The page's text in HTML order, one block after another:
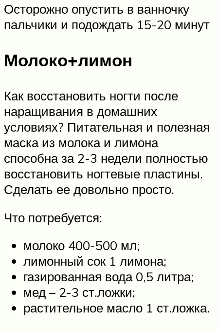
Осторожно опустить в ванночку
пальчики и подождать 15-20 минут
Молоко+лимон
Как восстановить ногти после
наращивания в домашних
условиях? Питательная и полезная
маска из молока и лимона
способна за 2-3 недели полностью
восстановить ногтевые пластины.
Сделать ее довольно просто.
Что потребуется:
молоко 400-500 мл;
лимонный сок 1 лимона;
газированная вода 0,5 литра;
мед – 2-3 ст.ложки;
растительное масло 1 ст.ложка.